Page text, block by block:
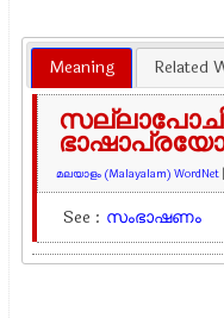
Meaning Related
മലയാളം (Malayalam) WordNet
See : സംഭാഷണം